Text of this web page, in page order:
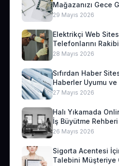
Mağazanızı Gece
29 Mayıs 2026
Elektrikçi Web
Telefonlarını
28 Mayıs 2026
Sıfırdan Haber
Haberler Uyumu
27 Mayıs 2026
Halı Yıkamada
İş Büyütme Rehberi
26 Mayıs 2026
Sigorta Acentesi
Talebini Müşteriye